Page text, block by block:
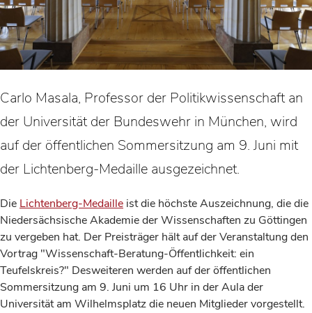
Carlo Masala, Professor der Politikwissenschaft an
der Universität der Bundeswehr in München, wird
auf der öffentlichen Sommersitzung am 9. Juni mit
der Lichtenberg-Medaille ausgezeichnet.
Die Lichtenberg-Medaille ist die höchste Auszeichnung, die die
Niedersächsische Akademie der Wissenschaften zu Göttingen
zu vergeben hat. Der Preisträger hält auf der Veranstaltung den
Vortrag "Wissenschaft-Beratung-Öffentlichkeit: ein
Teufelskreis?" Desweiteren werden auf der öffentlichen
Sommersitzung am 9. Juni um 16 Uhr in der Aula der
Universität am Wilhelmsplatz die neuen Mitglieder vorgestellt.